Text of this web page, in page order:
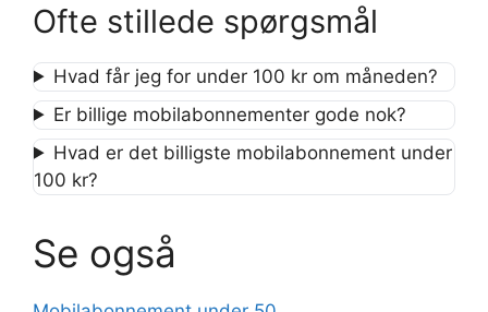
Ofte stillede spørgsmål
Hvad får jeg for under 100 kr om måneden?
Er billige mobilabonnementer gode nok?
Hvad er det billigste mobilabonnement under
100 kr?
Se også